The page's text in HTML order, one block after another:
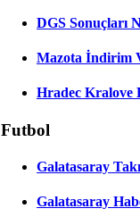
DGS Sonuçları
Mazota İndirim
Hradec Kralove
Futbol
Galatasaray
Galatasaray